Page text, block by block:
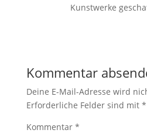
Kunstwerke
Kommentar
Deine E-Mail-Adresse wird
Erforderliche Felder sind mit *
Kommentar *